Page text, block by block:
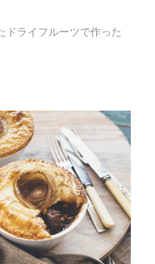
ドライフルーツで作った